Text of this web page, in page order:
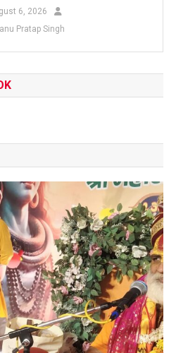
6, 2026
Pratap Singh